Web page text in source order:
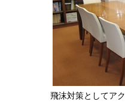
飛沫対策としてア